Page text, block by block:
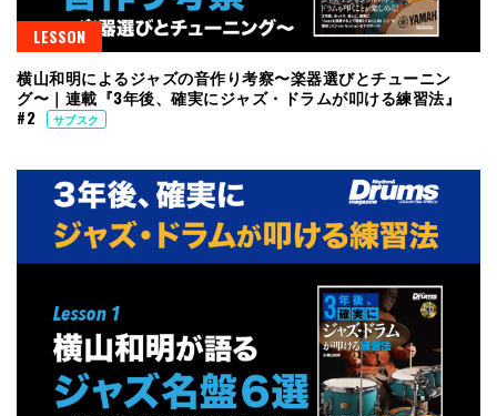
LESSON
横山和明によるジャズの音作り考察〜楽器選びとチューニン
グ〜｜連載『3年後、確実にジャズ・ドラムが叩ける練習法』
#2
サブスク